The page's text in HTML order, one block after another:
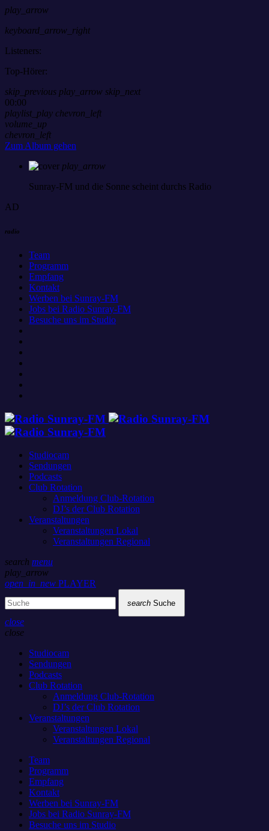
play_arrow
keyboard_arrow_right
Listeners:
Top-Hörer:
skip_previous play_arrow skip_next
00:00
playlist_play chevron_left
volume_up
chevron_left
Zum Album gehen
play_arrow
Sunray-FM und die Sonne scheint durchs Radio
AD
radio
Team
Programm
Empfang
Kontakt
Werben bei Sunray-FM
Jobs bei Radio Sunray-FM
Besuche uns im Studio
Studiocam
Sendungen
Podcasts
Club Rotation
Anmeldung Club-Rotation
DJ’s der Club Rotation
Veranstaltungen
Veranstaltungen Lokal
Veranstaltungen Regional
search menu
play_arrow
open_in_new PLAYER
search Suche
close
close
Studiocam
Sendungen
Podcasts
Club Rotation
Anmeldung Club-Rotation
DJ’s der Club Rotation
Veranstaltungen
Veranstaltungen Lokal
Veranstaltungen Regional
Team
Programm
Empfang
Kontakt
Werben bei Sunray-FM
Jobs bei Radio Sunray-FM
Besuche uns im Studio